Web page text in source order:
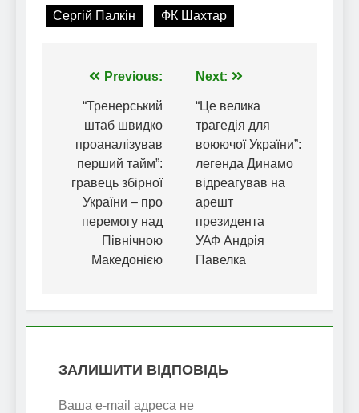
Сергій Палкін ФК Шахтар
Навігація
записів
Previous:
“Тренерський
штаб швидко
проаналізував
перший тайм”:
гравець збірної
України – про
перемогу над
Північною
Македонією
Next:
“Це велика
трагедія для
воюючої України”:
легенда Динамо
відреагував на
арешт
президента
УАФ Андрія
Павелка
ЗАЛИШИТИ ВІДПОВІДЬ
Ваша e-mail адреса не